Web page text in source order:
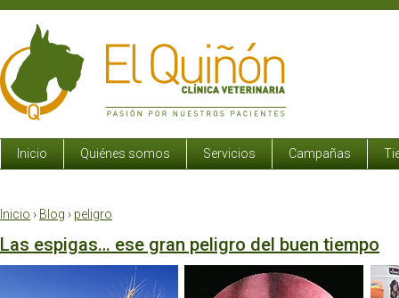
Inicio Quiénes somos Servicios Campañas
Inicio › Blog › peligro
Las espigas… ese gran peligro del buen tiempo